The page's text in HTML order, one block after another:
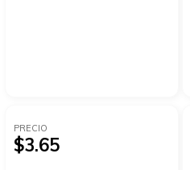
PRECIO
$3.65